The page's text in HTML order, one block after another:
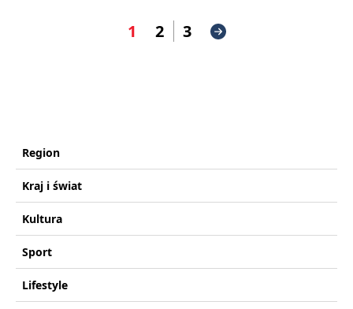
1 2 3
Region
Kraj i świat
Kultura
Sport
Lifestyle